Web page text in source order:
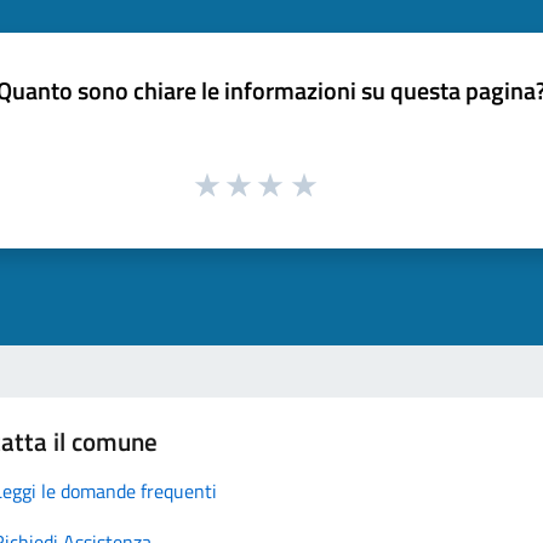
sono chiare le informazioni su questa
il comune
le domande frequenti